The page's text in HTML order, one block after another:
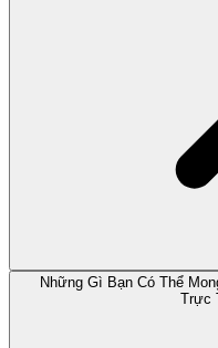
Những Gì Bạn Có Thể
Trực